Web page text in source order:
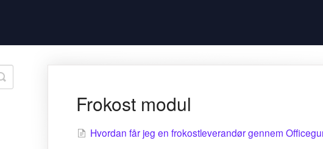
Frokost modul
Hvordan får jeg en frokostleverandør gennem
Toggle
Search